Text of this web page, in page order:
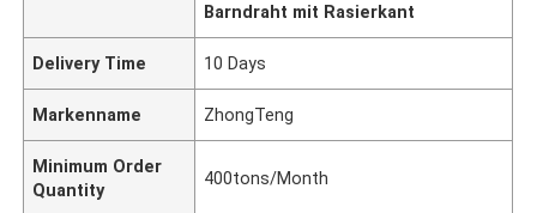
Barndraht mit Rasierkant
Delivery Time 10 Days
Markenname ZhongTeng
Minimum Order
Quantity
400tons/Month